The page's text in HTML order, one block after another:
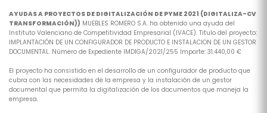
AYUDAS A PROYECTOS DE DIGITALIZACIÓN DE PYME 2021 (DIGITALIZA-CV
TRANSFORMACIÓN)) MUEBLES ROMERO S.A. ha obtenido una ayuda del
Instituto Valenciano de Competitividad Empresarial (IVACE). Titulo del proyecto:
IMPLANTACIÓN DE UN CONFIGURADOR DE PRODUCTO E INSTALACION DE UN GESTOR
DOCUMENTAL. Número de Expediente IMDIGA/2021/255 Importe: 31.440,00 €
El proyecto ha consistido en el desarrollo de un configurador de producto que
cubra con las necesidades de la empresa y la instalación de un gestor
documental que permita la digitalización de los documentos que maneja la
empresa.